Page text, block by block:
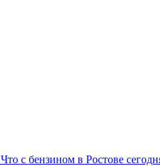
Что с бензином в Ростове